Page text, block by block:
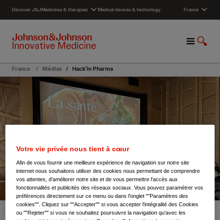
c
o
t
e
n
t
Discover J&JMedicines & therapies Medical devices & technology France
M
n
u
S
o
w
S
e
r
c
France / Médias / Hack’in Pharma
Votre vie privée nous tient à cœur
Afin de vous fournir une meilleure expérience de navigation sur notre site
internet nous souhaitons utiliser des cookies nous permettant de comprendre
vos attentes, d'améliorer notre site et de vous permettre l'accès aux
fonctionnalités et publicités des réseaux sociaux. Vous pouvez paramétrer vos
préférences directement sur ce menu ou dans l'onglet ""Paramètres des
cookies"". Cliquez sur ""Accepter"" si vous accepter l'intégralité des Cookies
ou ""Rejeter"" si vous ne souhaitez poursuivre la navigation qu'avec les